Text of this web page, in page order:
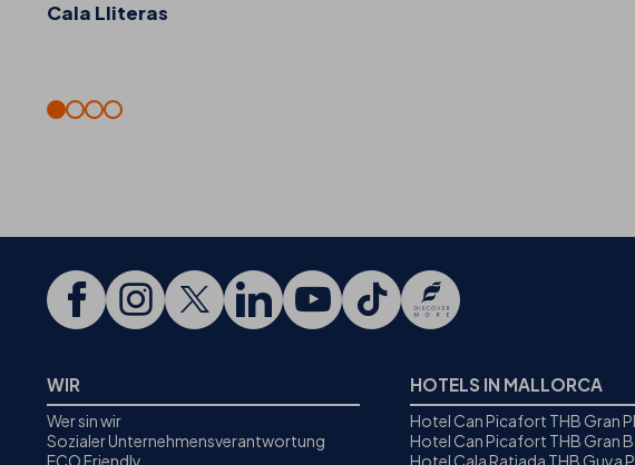
Cala Lliteras
WIR
Wer sin wir
Sozialer Unternehmensverantwortung
ECO Friendly
HOTELS IN MALLORCA
Hotel Can Picafort THB Gran
Hotel Can Picafort THB Gran
Hotel Cala Ratjada THB Guya